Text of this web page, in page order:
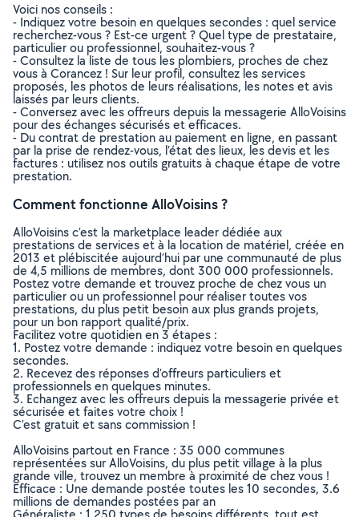
Voici nos conseils :
- Indiquez votre besoin en quelques secondes : quel service
recherchez-vous ? Est-ce urgent ? Quel type de prestataire,
particulier ou professionnel, souhaitez-vous ?
- Consultez la liste de tous les plombiers, proches de chez
vous à Corancez ! Sur leur profil, consultez les services
proposés, les photos de leurs réalisations, les notes et avis
laissés par leurs clients.
- Conversez avec les offreurs depuis la messagerie AlloVoisins
pour des échanges sécurisés et efficaces.
- Du contrat de prestation au paiement en ligne, en passant
par la prise de rendez-vous, l’état des lieux, les devis et les
factures : utilisez nos outils gratuits à chaque étape de votre
prestation.
Comment fonctionne AlloVoisins ?
AlloVoisins c’est la marketplace leader dédiée aux
prestations de services et à la location de matériel, créée en
2013 et plébiscitée aujourd’hui par une communauté de plus
de 4,5 millions de membres, dont 300 000 professionnels.
Postez votre demande et trouvez proche de chez vous un
particulier ou un professionnel pour réaliser toutes vos
prestations, du plus petit besoin aux plus grands projets,
pour un bon rapport qualité/prix.
Facilitez votre quotidien en 3 étapes :
1. Postez votre demande : indiquez votre besoin en quelques
secondes.
2. Recevez des réponses d’offreurs particuliers et
professionnels en quelques minutes.
3. Echangez avec les offreurs depuis la messagerie privée et
sécurisée et faites votre choix !
C’est gratuit et sans commission !
AlloVoisins partout en France : 35 000 communes
représentées sur AlloVoisins, du plus petit village à la plus
grande ville, trouvez un membre à proximité de chez vous !
Efficace : Une demande postée toutes les 10 secondes, 3.6
millions de demandes postées par an